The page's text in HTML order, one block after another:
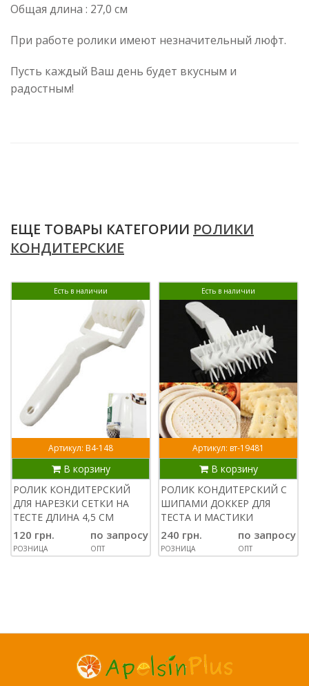
Общая длина : 27,0 см
При работе ролики имеют незначительный люфт.
Пусть каждый Ваш день будет вкусным и
радостным!
ЕЩЕ ТОВАРЫ КАТЕГОРИИ РОЛИКИ
КОНДИТЕРСКИЕ
Есть в наличии
Артикул: В4-148
В корзину
РОЛИК КОНДИТЕРСКИЙ
ДЛЯ НАРЕЗКИ СЕТКИ НА
ТЕСТЕ ДЛИНА 4,5 СМ
120 грн.
РОЗНИЦА
по запросу
ОПТ
Есть в наличии
Артикул: вт-19481
В корзину
РОЛИК КОНДИТЕРСКИЙ С
ШИПАМИ ДОККЕР ДЛЯ
ТЕСТА И МАСТИКИ
240 грн.
РОЗНИЦА
по запросу
ОПТ